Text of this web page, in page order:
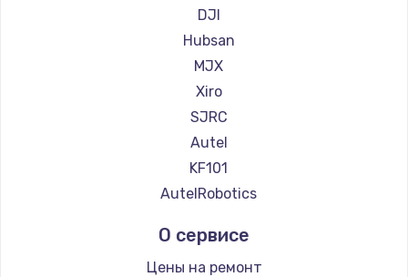
Заказать
Замена сенсорного датчика
Заказать
Замена системной платы
DJI
Hubsan
MJX
Xiro
SJRC
Autel
KF101
AutelRobotics
О сервисе
Цены на ремонт